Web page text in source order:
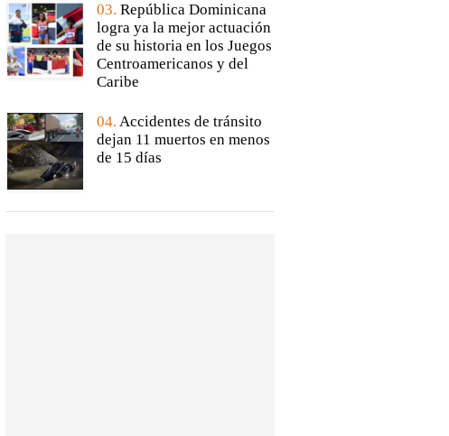
03. República Dominicana
logra ya la mejor actuación
de su historia en los Juegos
Centroamericanos y del
Caribe
04. Accidentes de tránsito
dejan 11 muertos en menos
de 15 días